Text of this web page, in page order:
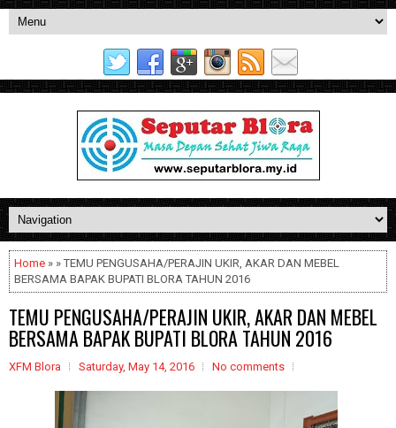
Home » » TEMU PENGUSAHA/PERAJIN UKIR, AKAR DAN MEBEL
BERSAMA BAPAK BUPATI BLORA TAHUN 2016
TEMU PENGUSAHA/PERAJIN UKIR, AKAR DAN MEBEL
BERSAMA BAPAK BUPATI BLORA TAHUN 2016
XFM Blora Saturday, May 14, 2016 No comments